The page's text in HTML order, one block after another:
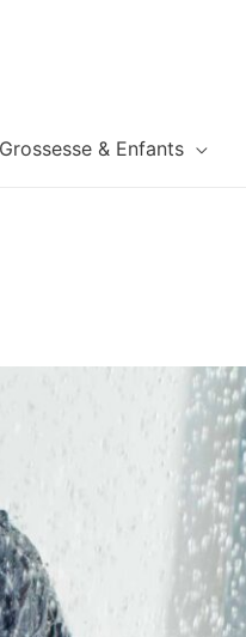
Grossesse & Enfants